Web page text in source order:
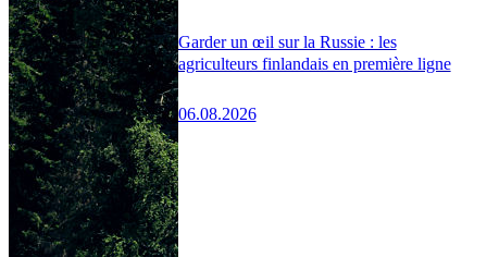
Garder un œil sur la Russie : les
agriculteurs finlandais en première ligne
06.08.2026